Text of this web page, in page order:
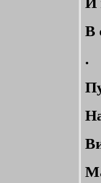
В
.